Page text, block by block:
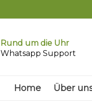
Rund um die Uhr
Whatsapp Support
Home Über